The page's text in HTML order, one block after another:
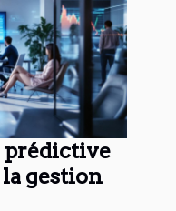
prédictive
gestion